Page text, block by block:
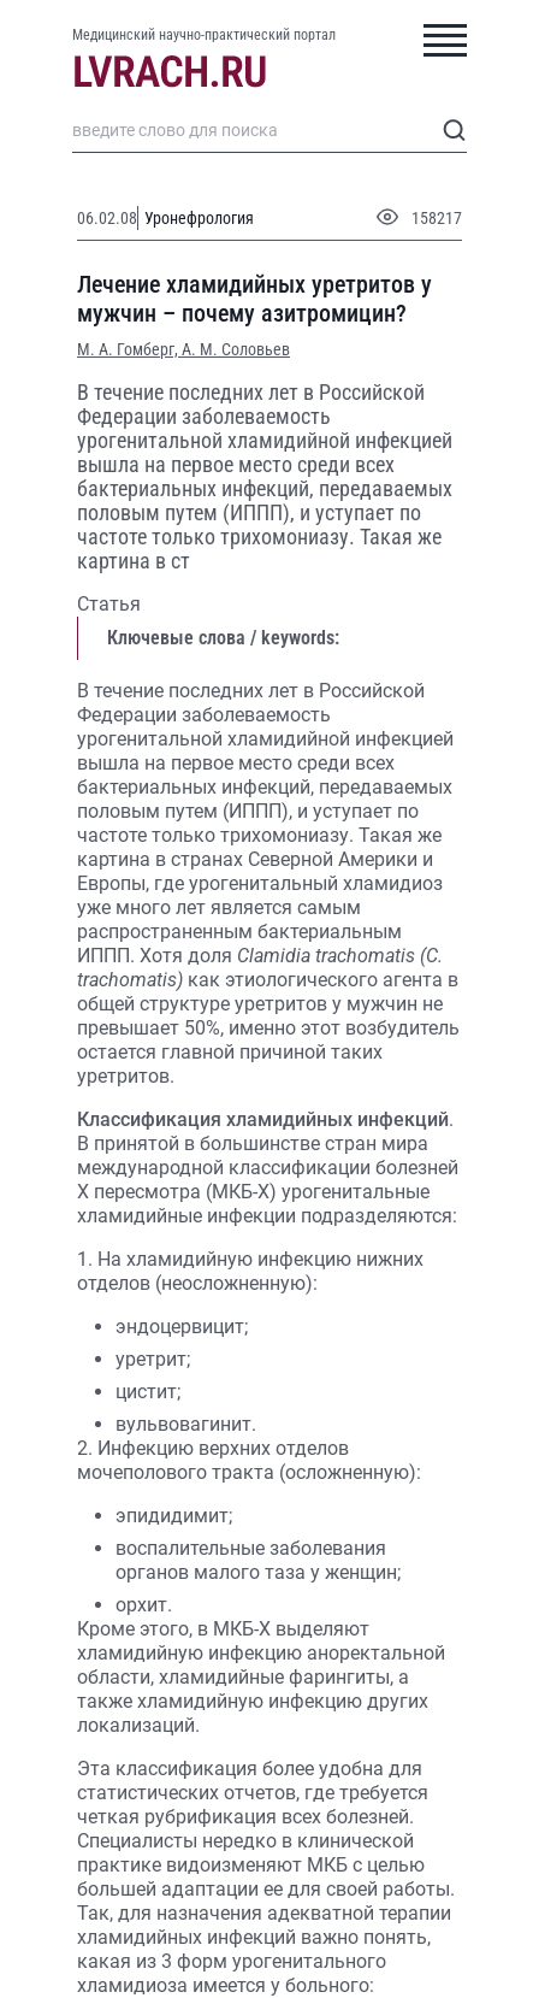
Медицинский научно-практический портал
06.02.08 Уронефрология 158217
Лечение хламидийных уретритов у
мужчин – почему азитромицин?
М. А. Гомберг, А. М. Соловьев
В течение последних лет в Российской
Федерации заболеваемость
урогенитальной хламидийной инфекцией
вышла на первое место среди всех
бактериальных инфекций, передаваемых
половым путем (ИППП), и уступает по
частоте только трихомониазу. Такая же
картина в ст
Статья
Ключевые слова / keywords:
В течение последних лет в Российской
Федерации заболеваемость
урогенитальной хламидийной инфекцией
вышла на первое место среди всех
бактериальных инфекций, передаваемых
половым путем (ИППП), и уступает по
частоте только трихомониазу. Такая же
картина в странах Северной Америки и
Европы, где урогенитальный хламидиоз
уже много лет является самым
распространенным бактериальным
ИППП. Хотя доля Clamidia trachomatis (C.
trachomatis) как этиологического агента в
общей структуре уретритов у мужчин не
превышает 50%, именно этот возбудитель
остается главной причиной таких
уретритов.
Классификация хламидийных инфекций.
В принятой в большинстве стран мира
международной классификации болезней
Х пересмотра (МКБ-Х) урогенитальные
хламидийные инфекции подразделяются:
1. На хламидийную инфекцию нижних
отделов (неосложненную):
эндоцервицит;
уретрит;
цистит;
вульвовагинит.
2. Инфекцию верхних отделов
мочеполового тракта (осложненную):
эпидидимит;
воспалительные заболевания
органов малого таза у женщин;
орхит.
Кроме этого, в МКБ-Х выделяют
хламидийную инфекцию аноректальной
области, хламидийные фарингиты, а
также хламидийную инфекцию других
локализаций.
Эта классификация более удобна для
статистических отчетов, где требуется
четкая рубрификация всех болезней.
Специалисты нередко в клинической
практике видоизменяют МКБ с целью
большей адаптации ее для своей работы.
Так, для назначения адекватной терапии
хламидийных инфекций важно понять,
какая из 3 форм урогенитального
хламидиоза имеется у больного: